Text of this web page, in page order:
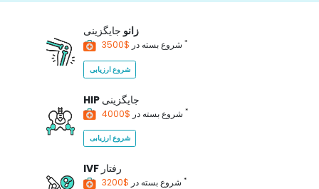
زانو جایگزینی
شروع بسته در *
شروع ارزیابی
HIP جایگزینی
شروع بسته در *
شروع ارزیابی
IVF رفتار
شروع بسته در *